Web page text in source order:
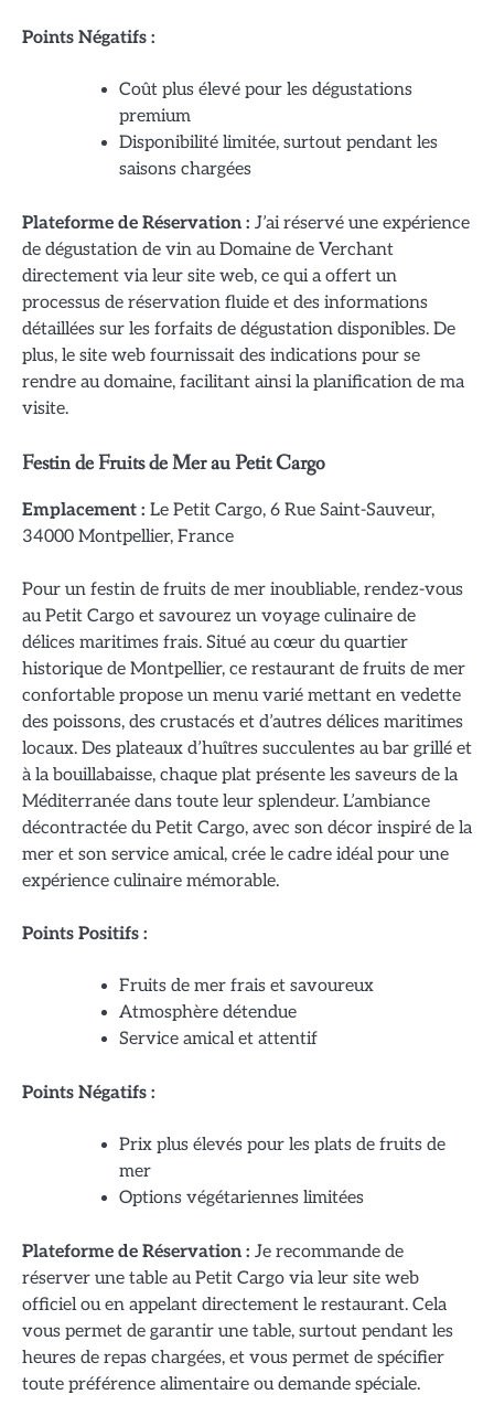
Points Négatifs :
Coût plus élevé pour les dégustations
premium
Disponibilité limitée, surtout pendant les
saisons chargées
Plateforme de Réservation : J’ai réservé une expérience
de dégustation de vin au Domaine de Verchant
directement via leur site web, ce qui a offert un
processus de réservation fluide et des informations
détaillées sur les forfaits de dégustation disponibles. De
plus, le site web fournissait des indications pour se
rendre au domaine, facilitant ainsi la planification de ma
visite.
Festin de Fruits de Mer au Petit Cargo
Emplacement : Le Petit Cargo, 6 Rue Saint-Sauveur,
34000 Montpellier, France
Pour un festin de fruits de mer inoubliable, rendez-vous
au Petit Cargo et savourez un voyage culinaire de
délices maritimes frais. Situé au cœur du quartier
historique de Montpellier, ce restaurant de fruits de mer
confortable propose un menu varié mettant en vedette
des poissons, des crustacés et d’autres délices maritimes
locaux. Des plateaux d’huîtres succulentes au bar grillé et
à la bouillabaisse, chaque plat présente les saveurs de la
Méditerranée dans toute leur splendeur. L’ambiance
décontractée du Petit Cargo, avec son décor inspiré de la
mer et son service amical, crée le cadre idéal pour une
expérience culinaire mémorable.
Points Positifs :
Fruits de mer frais et savoureux
Atmosphère détendue
Service amical et attentif
Points Négatifs :
Prix plus élevés pour les plats de fruits de
mer
Options végétariennes limitées
Plateforme de Réservation : Je recommande de
réserver une table au Petit Cargo via leur site web
officiel ou en appelant directement le restaurant. Cela
vous permet de garantir une table, surtout pendant les
heures de repas chargées, et vous permet de spécifier
toute préférence alimentaire ou demande spéciale.